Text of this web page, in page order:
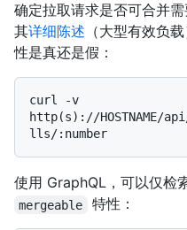
确定拉取请求是否可合并
其详细陈述 （大型有效负
性是真还是假：
curl -v
http(s)://HOSTNAME/
使用 GraphQL，可以仅检
mergeable 特性：